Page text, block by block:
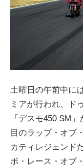
土曜日の午前中に
ミアが行われ、ド
「デスモ450 SM
目のラップ・オブ
カティレジェンド
ボ・レース・オブ